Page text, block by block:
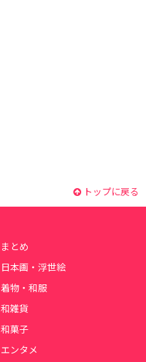
トップに戻る
まとめ
日本画・浮世絵
着物・和服
和雑貨
和菓子
エンタメ